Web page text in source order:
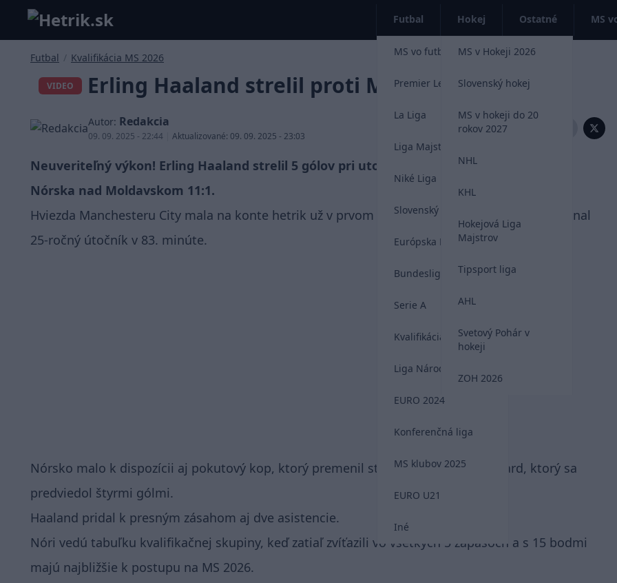
Futbal
MS vo futbale 2026
Premier League
La Liga
Liga Majstrov
Niké Liga
Slovenský futbal
Európska Liga
Bundesliga
Serie A
Kvalifikácia MS 2026
Liga Národov
EURO 2024
Konferenčná liga
MS klubov 2025
EURO U21
Iné
Hokej
MS v Hokeji 2026
Slovenský hokej
MS v hokeji do 20
rokov 2027
NHL
KHL
Hokejová Liga
Majstrov
Tipsport liga
AHL
Svetový Pohár v
hokeji
ZOH 2026
Ostatné MS
Futbal / Kvalifikácia MS 2026
VIDEO Erling Haaland strelil proti Moldavsku 5 gólov
Autor: Redakcia
09. 09. 2025 - 22:44 Aktualizované: 09. 09. 2025 - 23:03
Zdieľať:
Neuveriteľný výkon! Erling Haaland strelil 5 gólov pri utorňajšom kvalifikačnom triumfe
Nórska nad Moldavskom 11:1.
Hviezda Manchesteru City mala na konte hetrik už v prvom polčase. Posledný zásah zaznamenal
25-ročný útočník v 83. minúte.
Nórsko malo k dispozícii aj pokutový kop, ktorý premenil striedajúci Thelo Aasgaard, ktorý sa
predviedol štyrmi gólmi.
Haaland pridal k presným zásahom aj dve asistencie.
Nóri vedú tabuľku kvalifikačnej skupiny, keď zatiaľ zvíťazili vo všetkých 5 zápasoch a s 15 bodmi
majú najbližšie k postupu na MS 2026.